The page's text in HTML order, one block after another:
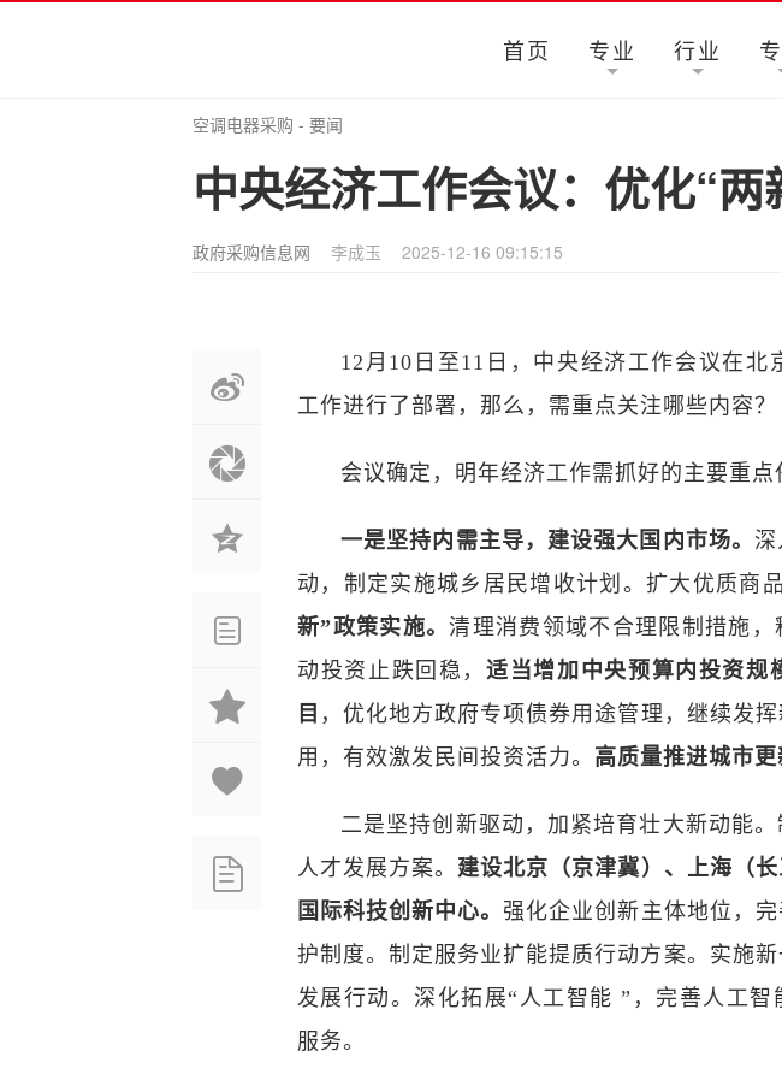
首页 专业 行业
空调电器采购 - 要闻
中央经济工作会议：优化“
政府采购信息网 李成玉 2025-12-16 09:15:15
12月10日至11日，中央经济工作会议在北
工作进行了部署，那么，需重点关注哪些内容？
会议确定，明年经济工作需抓好的主要重点
一是坚持内需主导，建设强大国内市场。
动，制定实施城乡居民增收计划。扩大优质商
新”政策实施。清理消费领域不合理限制措施
动投资止跌回稳，适当增加中央预算内投资规
目 ，优化地方政府专项债券用途管理，继续发
用，有效激发民间投资活力。 高质量推进城市更
二是坚持创新驱动，加紧培育壮大新动能
人才发展方案。 建设北京（京津冀）、上海（
国际科技创新中心。 强化企业创新主体地位，
护制度。制定服务业扩能提质行动方案。实施
发展行动。深化拓展“人工智能 ”，完善人工智
服务。